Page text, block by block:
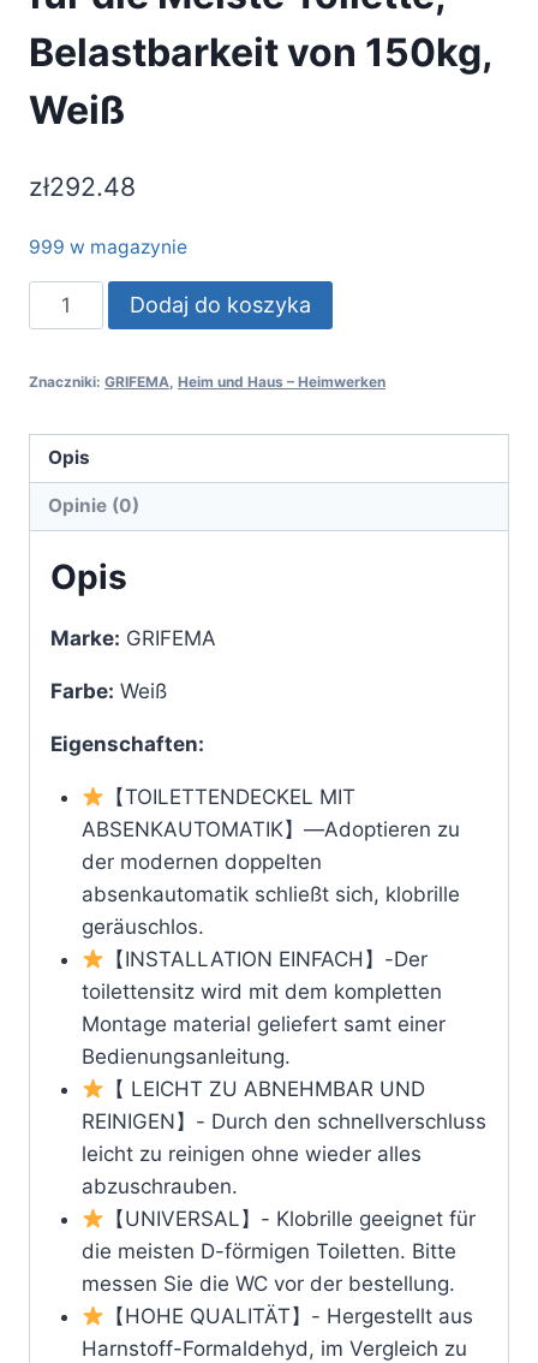
Belastbarkeit von 150kg,
Weiß
zł292.48
999 w magazynie
ilość
GRIFEMA
Sitz
Absenkautomatik-
D
Toilettendeckel
Montage
Sauber,
Klodeckel
Release-
Funktion,
Antibakterielle,
Meiste
Toilette,
Dodaj do koszyka
Znaczniki: GRIFEMA Heim und Haus – Heimwerken
Opis
Opinie (0)
Opis
Marke: GRIFEMA
Farbe: Weiß
Eigenschaften:
【TOILETTENDECKEL MIT
ABSENKAUTOMATIK】—Adoptieren zu
der ​modernen doppelten
absenkautomatik schließt sich, klobrille
geräuschlos.
【INSTALLATION EINFACH】-Der
toilettensitz wird mit dem kompletten
Montage material geliefert samt einer
Bedienungsanleitung.
【 LEICHT ZU ABNEHMBAR UND
REINIGEN】- Durch den schnellverschluss
leicht zu reinigen ohne wieder alles
abzuschrauben.
【UNIVERSAL】- Klobrille geeignet für
die meisten D-förmigen Toiletten. Bitte
messen Sie die WC vor der bestellung.
【HOHE QUALITÄT】- Hergestellt aus
Harnstoff-Formaldehyd, im Vergleich zu